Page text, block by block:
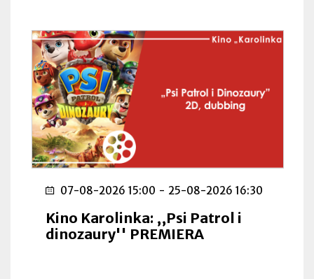
07-08-2026 15:00 - 25-08-2026 16:30
Kino Karolinka: ,,Psi Patrol i
dinozaury'' PREMIERA